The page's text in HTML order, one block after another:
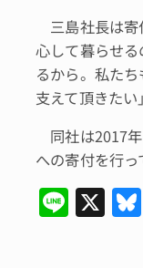
三島社長は寄
心して暮らせ
るから。私た
支えて頂きたい
同社は2017
への寄付を行っ
Li
n
X